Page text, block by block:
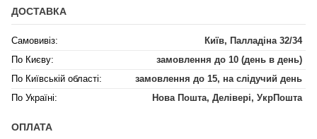
ДОСТАВКА
Самовивіз:
Київ, Палладіна 32/34
По Києву:
замовлення до 10 (день в день)
По Київській області:
замовлення до 15, на слідучий день
По Україні:
Нова Пошта, Делівері, УкрПошта
ОПЛАТА